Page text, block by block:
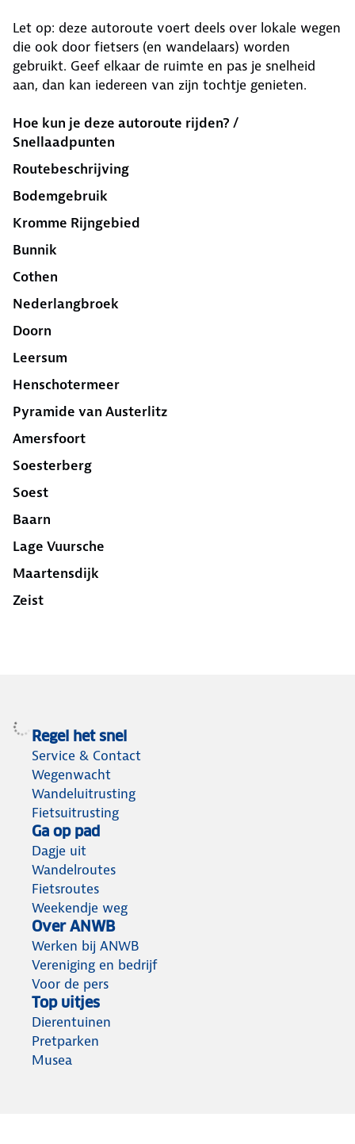
Let op: deze autoroute voert deels over lokale wegen
die ook door fietsers (en wandelaars) worden
gebruikt. Geef elkaar de ruimte en pas je snelheid
aan, dan kan iedereen van zijn tochtje genieten.
Hoe kun je deze autoroute rijden? /
Snellaadpunten
Routebeschrijving
Bodemgebruik
Kromme Rijngebied
Bunnik
Cothen
Nederlangbroek
Doorn
Leersum
Henschotermeer
Pyramide van Austerlitz
Amersfoort
Soesterberg
Soest
Baarn
Lage Vuursche
Maartensdijk
Zeist
Regel het snel
Service & Contact
Wegenwacht
Wandeluitrusting
Fietsuitrusting
Ga op pad
Dagje uit
Wandelroutes
Fietsroutes
Weekendje weg
Over ANWB
Werken bij ANWB
Vereniging en bedrijf
Voor de pers
Top uitjes
Dierentuinen
Pretparken
Musea